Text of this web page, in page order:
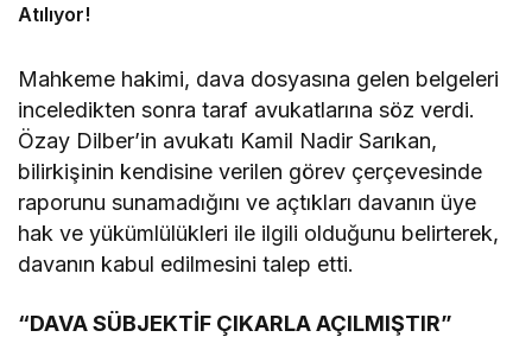
Atılıyor!
Mahkeme hakimi, dava dosyasına gelen belgeleri
inceledikten sonra taraf avukatlarına söz verdi.
Özay Dilber’in avukatı Kamil Nadir Sarıkan,
bilirkişinin kendisine verilen görev çerçevesinde
raporunu sunamadığını ve açtıkları davanın üye
hak ve yükümlülükleri ile ilgili olduğunu belirterek,
davanın kabul edilmesini talep etti.
“DAVA SÜBJEKTİF ÇIKARLA AÇILMIŞTIR”